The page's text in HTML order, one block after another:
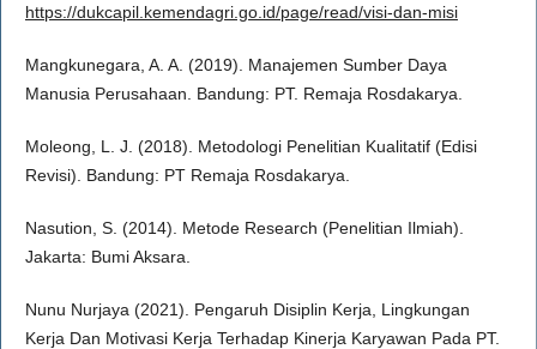
https://dukcapil.kemendagri.go.id/page/read/visi-dan-misi
Mangkunegara, A. A. (2019). Manajemen Sumber Daya
Manusia Perusahaan. Bandung: PT. Remaja Rosdakarya.
Moleong, L. J. (2018). Metodologi Penelitian Kualitatif (Edisi
Revisi). Bandung: PT Remaja Rosdakarya.
Nasution, S. (2014). Metode Research (Penelitian Ilmiah).
Jakarta: Bumi Aksara.
Nunu Nurjaya (2021). Pengaruh Disiplin Kerja, Lingkungan
Kerja Dan Motivasi Kerja Terhadap Kinerja Karyawan Pada PT.